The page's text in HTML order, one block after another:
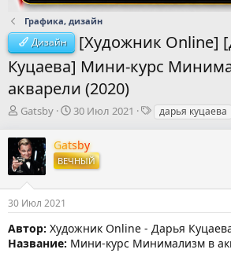
Графика, дизайн
Дизайн
[Художник Online]
Куцаева] Мини-курс
акварели (2020)
А
т
о
р
м
ы
Gatsby
Д
т
а
н
а
л
а
30 Июл 2021
Тдарья куцаева
Gatsby
ВЕЧНЫЙ
30 Июл 2021
Автор: Художник Online - Дарья
Название: Мини-курс Минимализм в